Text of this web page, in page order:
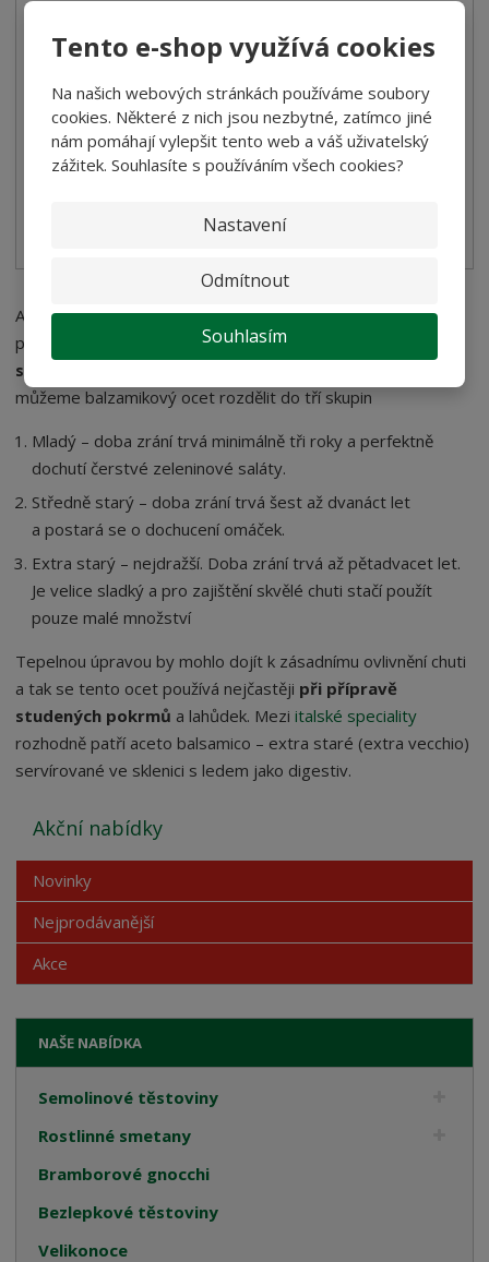
Tento e-shop využívá cookies
Na našich webových stránkách používáme soubory
cookies. Některé z nich jsou nezbytné, zatímco jiné
nám pomáhají vylepšit tento web a váš uživatelský
zážitek. Souhlasíte s používáním všech cookies?
Nastavení
Odmítnout
Souhlasím
Balsamico ocet ve spreji Andrea Milano 2...
124,00 Kč
110,71 Kč bez DPH
Koupit
Aby tento skvost obohatil pokrmy na vašem jídelním stole,
potřebuje svůj čas. Stejně jako víno,
sudech
můžeme balzamikový ocet rozdělit do tří skupin
Mladý – doba zrání trvá minimálně tři roky a perfektně
dochutí čerstvé zeleninové saláty.
Středně starý – doba zrání trvá šest až dvanáct let
a postará se o dochucení omáček.
Extra starý – nejdražší. Doba zrání trvá až pětadvacet let.
Je velice sladký a pro zajištění skvělé chuti stačí použít
pouze malé množství
Tepelnou úpravou by mohlo dojít k zásadnímu ovlivnění chuti
a tak se tento ocet používá nejčastěji při přípravě
studených pokrmů a lahůdek. Meziitalské speciality
rozhodně patří aceto balsamico – extra staré (extra vecchio)
servírované ve sklenici s ledem jako digestiv.
NAŠE NABÍDKA
Semolinové těstoviny
Rostlinné smetany
Bramborové gnocchi
Bezlepkové těstoviny
Velikonoce
Akční nabídky
Novinky
Nejprodávanější
Akce